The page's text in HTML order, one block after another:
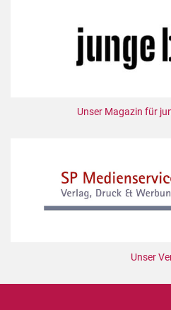
Unser Magazin für
Unser